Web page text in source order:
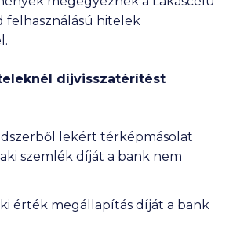
felhasználású hitelek
díjvisszatérítést
lekért térképmásolat
szemlék díját a bank nem
érték megállapítás díját a bank